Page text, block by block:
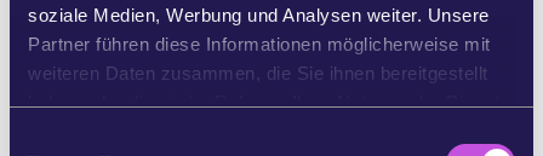
soziale Medien, Werbung und Analysen weiter. Unsere
Partner führen diese Informationen möglicherweise mit
weiteren Daten zusammen, die Sie ihnen bereitgestellt
haben oder die sie im Rahmen Ihrer Nutzung der Dienste
sanierte Brücken statt Straßenneubau. Für
lebenswerte Gemeinden statt triste Verwaltung.